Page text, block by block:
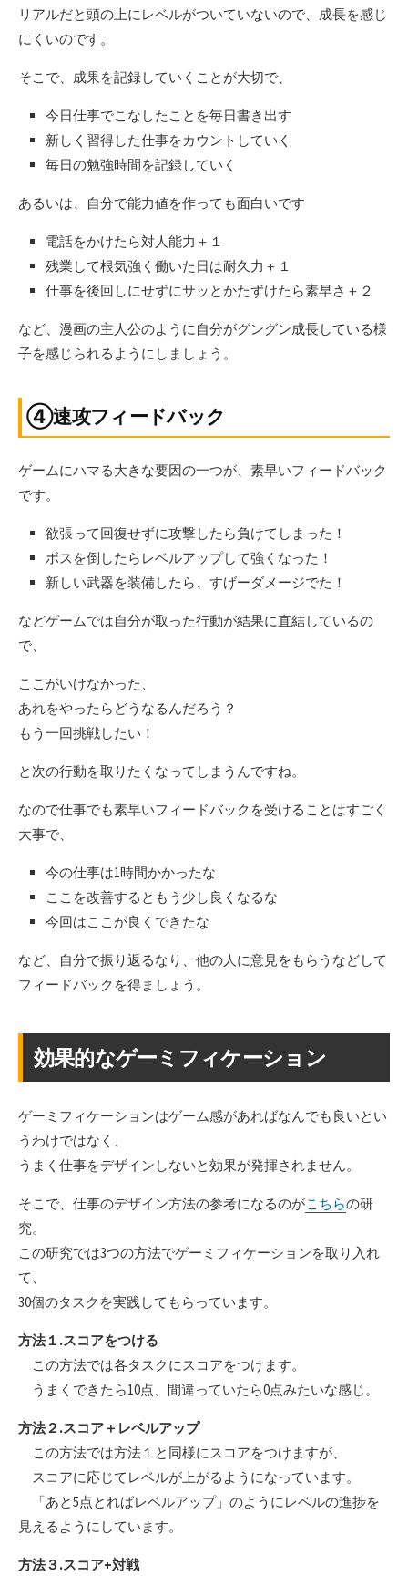
リアルだと頭の上にレベルがついていないので、成長を感じ
にくいのです。
そこで、成果を記録していくことが大切で、
今日仕事でこなしたことを毎日書き出す
新しく習得した仕事をカウントしていく
毎日の勉強時間を記録していく
あるいは、自分で能力値を作っても面白いです
電話をかけたら対人能力＋１
残業して根気強く働いた日は耐久力＋１
仕事を後回しにせずにサッとかたずけたら素早さ＋２
など、漫画の主人公のように自分がグングン成長している様
子を感じられるようにしましょう。
④速攻フィードバック
ゲームにハマる大きな要因の一つが、素早いフィードバック
です。
欲張って回復せずに攻撃したら負けてしまった！
ボスを倒したらレベルアップして強くなった！
新しい武器を装備したら、すげーダメージでた！
などゲームでは自分が取った行動が結果に直結しているの
で、
ここがいけなかった、
あれをやったらどうなるんだろう？
もう一回挑戦したい！
と次の行動を取りたくなってしまうんですね。
なので仕事でも素早いフィードバックを受けることはすごく
大事で、
今の仕事は1時間かかったな
ここを改善するともう少し良くなるな
今回はここが良くできたな
など、自分で振り返るなり、他の人に意見をもらうなどして
フィードバックを得ましょう。
効果的なゲーミフィケーション
ゲーミフィケーションはゲーム感があればなんでも良いとい
うわけではなく、
うまく仕事をデザインしないと効果が発揮されません。
そこで、仕事のデザイン方法の参考になるのがこちらの研
究。
この研究では3つの方法でゲーミフィケーションを取り入れ
て、
30個のタスクを実践してもらっています。
方法１.スコアをつける
この方法では各タスクにスコアをつけます。
うまくできたら10点、間違っていたら0点みたいな感じ。
方法２.スコア＋レベルアップ
この方法では方法１と同様にスコアをつけますが、
スコアに応じてレベルが上がるようになっています。
「あと5点とればレベルアップ」のようにレベルの進捗を
見えるようにしています。
方法３.スコア+対戦